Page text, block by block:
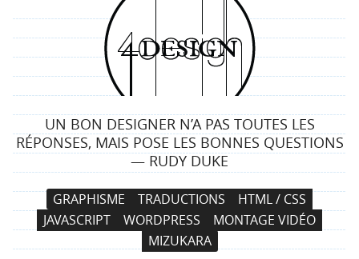
4
d
e
s
i
g
n
UN BON DESIGNER N’A PAS TOUTES LES
RÉPONSES, MAIS POSE LES BONNES QUESTIONS
— RUDY DUKE
GRAPHISME TRADUCTIONS
HTML / CSS
JAVASCRIPT
WORDPRESS
MONTAGE VIDÉO
MIZUKARA